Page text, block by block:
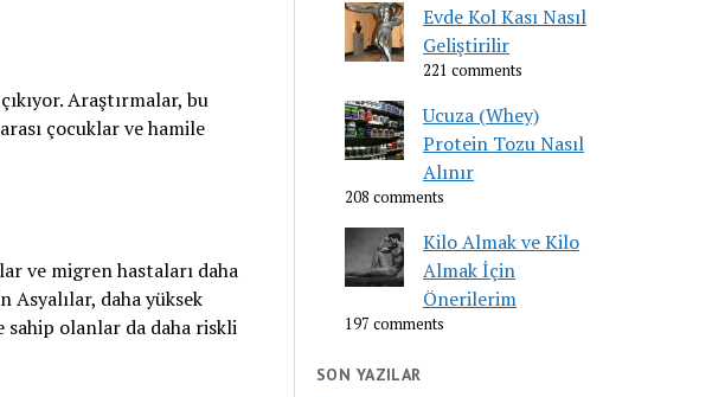
Araştırmalar, bu
çocuklar ve hamile
ve migren hastaları daha
Asyalılar, daha yüksek
olanlar da daha riskli
Evde Kol Kası Nasıl
Geliştirilir
221 comments
Ucuza (Whey)
Protein Tozu Nasıl
Alınır
208 comments
Kilo Almak ve Kilo
Almak İçin
Önerilerim
197 comments
SON YAZILAR